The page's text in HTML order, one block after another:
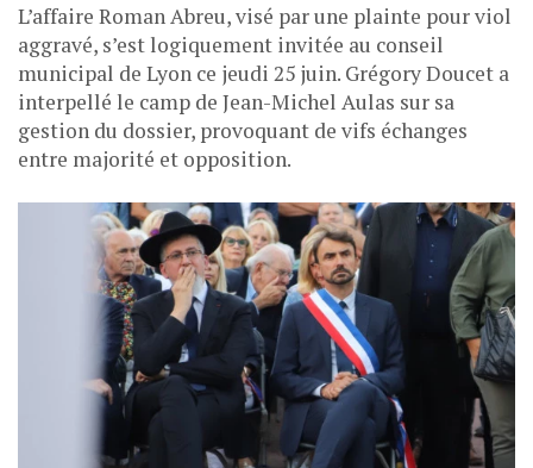
L’affaire Roman Abreu, visé par une plainte pour viol
aggravé, s’est logiquement invitée au conseil
municipal de Lyon ce jeudi 25 juin. Grégory Doucet a
interpellé le camp de Jean-Michel Aulas sur sa
gestion du dossier, provoquant de vifs échanges
entre majorité et opposition.